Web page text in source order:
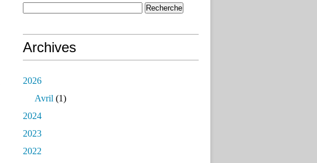
Archives
2026
Avril (1)
2024
2023
2022